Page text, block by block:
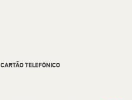
CARTÃO TELEFÔNICO